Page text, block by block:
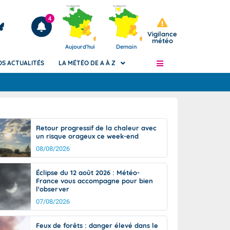
Articles
4
Aujourd'hui Demain
Vigilance
météo
de
Phénomènes dangereux de J+2 à J+7
Avertissement pluies intenses à l'échelle
des communes (Apic)
Bulletins Marine
Bulletins d'estimation du risque
d'avalanche
Météo des forêts
Vigicrues
ACTUALITÉS LA MÉTÉO DE A À Z
Retour progressif de la chaleur avec
un risque orageux ce week-end
08/08/2026
Éclipse du 12 août 2026 : Météo-
France vous accompagne pour bien
l'observer
07/08/2026
Feux de forêts : danger élevé dans le